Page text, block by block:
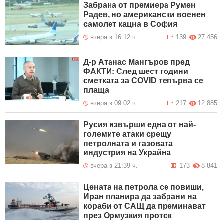
Забрана от премиера Румен
Радев, но американски военен
самолет кацна в София
вчера в 16:12 ч. 27 456
139
Д-р Атанас Мангъров пред
ФАКТИ: След шест години
сметката за COVID тепърва се
плаща
вчера в 09:02 ч. 12 885
217
Русия извърши една от най-
големите атаки срещу
петролната и газовата
индустрия на Украйна
вчера в 21:39 ч. 8 841
173
Цената на петрола се повиши,
Иран планира да забрани на
кораби от САЩ да преминават
през Ормузкия проток